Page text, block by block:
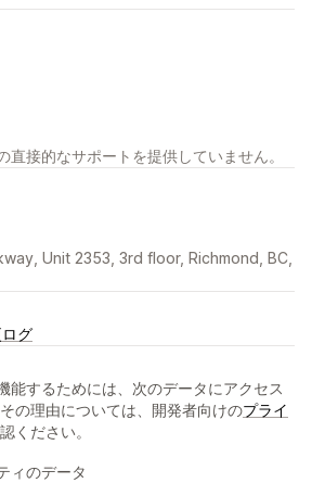
直接的なサポートを提供していません。
Unit 2353, 3rd floor, Richmond, BC,
グ
能するためには、次のデータにアクセス
の理由については、開発者向けのプライ
ください。
ィのデータ